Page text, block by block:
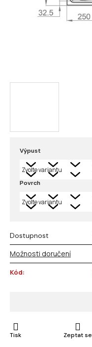
Výpust
Povrch
Dostupnost
Možnosti doručení
Kód:
Tisk Zeptat se